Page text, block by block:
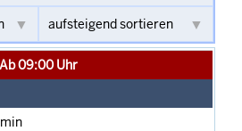
Ab 09:00 Uhr